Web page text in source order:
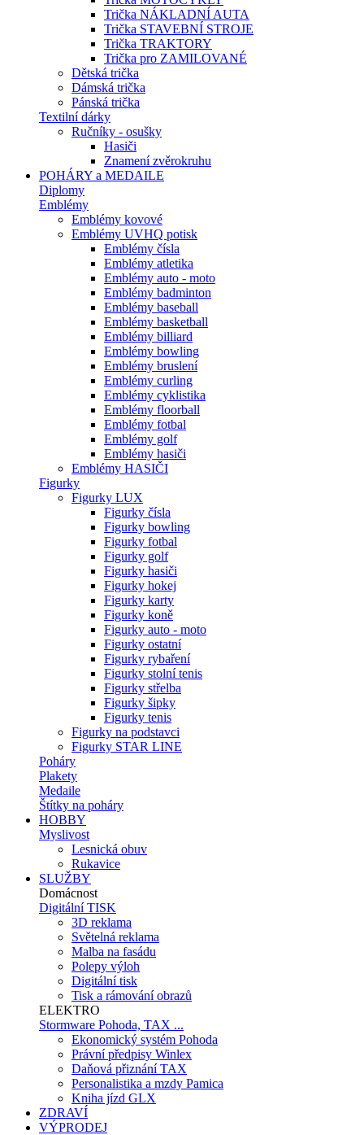
Trička NÁKLADNÍ AUTA
Trička STAVEBNÍ STROJE
Trička TRAKTORY
Trička pro ZAMILOVANÉ
Dětská trička
Dámská trička
Pánská trička
Textilní dárky
Ručníky - osušky
Hasiči
Znamení zvěrokruhu
POHÁRY a MEDAILE
Diplomy
Emblémy
Emblémy kovové
Emblémy UVHQ potisk
Emblémy čísla
Emblémy atletika
Emblémy auto - moto
Emblémy badminton
Emblémy baseball
Emblémy basketball
Emblémy billiard
Emblémy bowling
Emblémy bruslení
Emblémy curling
Emblémy cyklistika
Emblémy floorball
Emblémy fotbal
Emblémy golf
Emblémy hasiči
Emblémy HASIČI
Figurky
Figurky LUX
Figurky čísla
Figurky bowling
Figurky fotbal
Figurky golf
Figurky hasiči
Figurky hokej
Figurky karty
Figurky koně
Figurky auto - moto
Figurky ostatní
Figurky rybaření
Figurky stolní tenis
Figurky střelba
Figurky šipky
Figurky tenis
Figurky na podstavci
Figurky STAR LINE
Poháry
Plakety
Medaile
Štítky na poháry
HOBBY
Myslivost
Lesnická obuv
Rukavice
SLUŽBY
Domácnost
Digitální TISK
3D reklama
Světelná reklama
Malba na fasádu
Polepy výloh
Digitální tisk
Tisk a rámování obrazů
ELEKTRO
Stormware Pohoda, TAX ...
Ekonomický systém Pohoda
Právní předpisy Winlex
Daňová přiznání TAX
Personalistika a mzdy Pamica
Kniha jízd GLX
ZDRAVÍ
VÝPRODEJ